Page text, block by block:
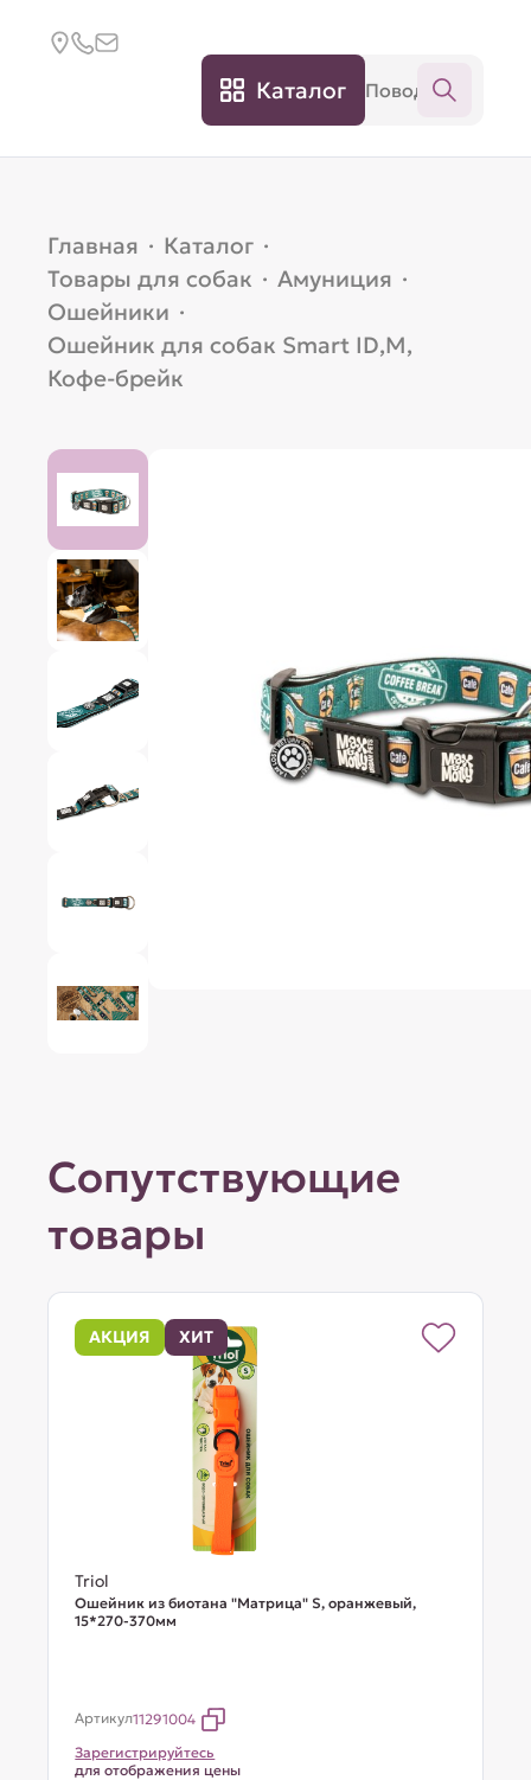
Каталог
Главная · Каталог ·
Товары для собак · Амуниция ·
Ошейники ·
Ошейник для собак Smart ID,M,
Кофе-брейк
Сопутствующие
товары
АКЦИЯ ХИТ
Triol
Ошейник из биотана "Матрица" S, оранжевый,
15*270-370мм
Артикул11291004
Зарегистрируйтесь
для отображения цены